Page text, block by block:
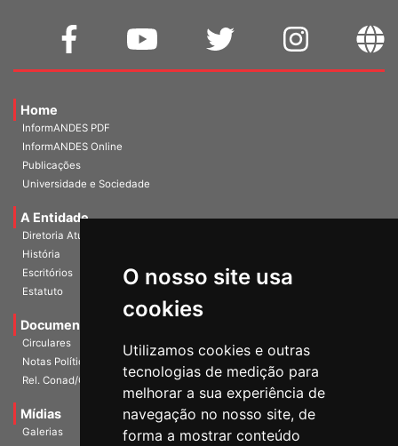
O nosso site usa
cookies
Utilizamos cookies e outras
tecnologias de medição para
melhorar a sua experiência de
navegação no nosso site, de
forma a mostrar conteúdo
Home
InformANDES PDF
InformANDES Online
Publicações
Universidade e Sociedade
A Entidade
Diretoria Atual
História
Escritórios
Estatuto
Documentos
Circulares
Notas Políticas
Rel. Conad/Congresso
Mídias
Galerias